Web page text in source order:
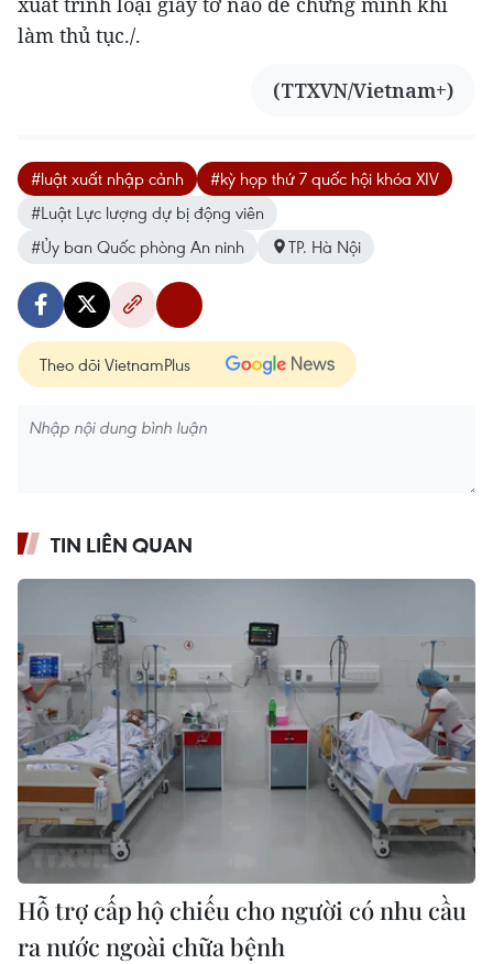
làm thủ tục./.
(TTXVN/Vietnam+)
#luật xuất nhập cảnh
#kỳ họp thứ 7 quốc hội khóa XIV
#Luật Lực lượng dự bị động viên
#Ủy ban Quốc phòng An ninh
TP. Hà Nội
Theo dõi VietnamPlus
TIN LIÊN QUAN
Hỗ trợ cấp hộ chiếu cho người có nhu cầu
ra nước ngoài chữa bệnh